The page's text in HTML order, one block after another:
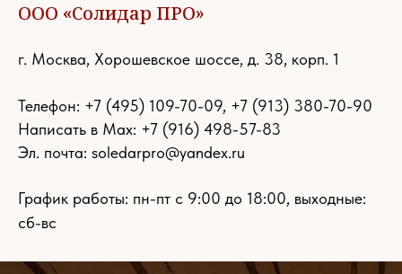
ООО «Солидар ПРО»
г. Москва, Хорошевское шоссе, д. 38, корп. 1
Телефон: +7 (495) 109-70-09, +7 (913) 380-70-90
Написать в Max: +7 (916) 498-57-83
Эл. почта: soledarpro@yandex.ru
График работы: пн-пт с 9:00 до 18:00, выходные:
сб-вс